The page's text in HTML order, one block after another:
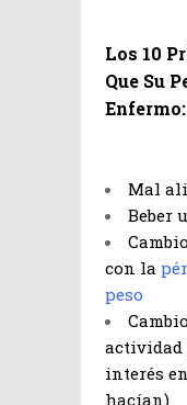
Los 10
Que Su
Enfermo:
Mal
Beber
con la
peso
actividad
interés
hacían)